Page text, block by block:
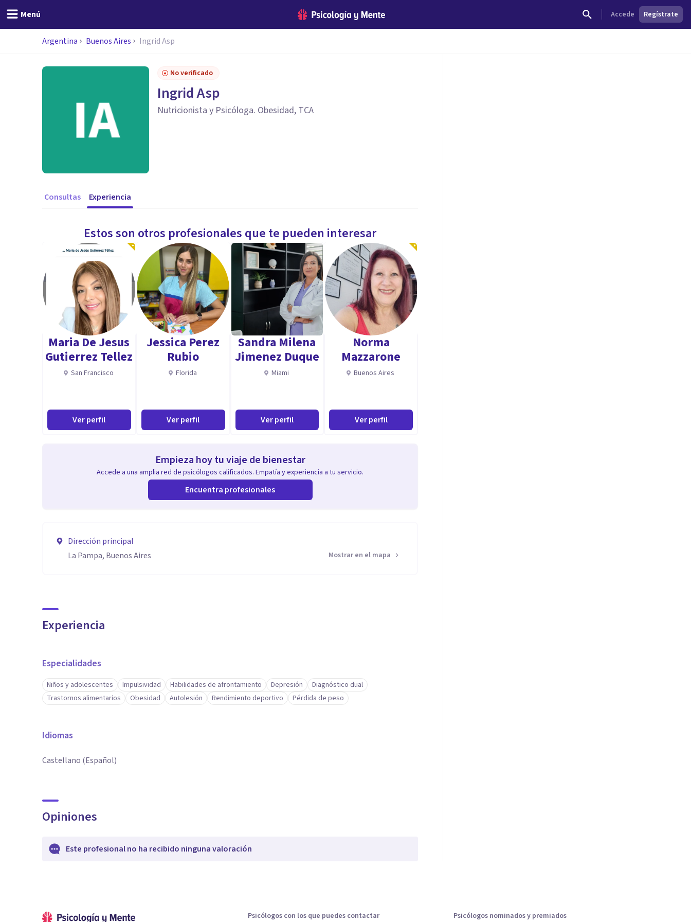
Menú Accede Regístrate
Argentina Buenos Aires Ingrid Asp
No verificado
Ingrid Asp
Nutricionista y Psicóloga. Obesidad, TCA
Consultas Experiencia
Estos son otros profesionales que te pueden interesar
Maria De Jesus
Gutierrez Tellez
San Francisco
Ver perfil
Jessica Perez
Rubio
Florida
Ver perfil
Sandra Milena
Jimenez Duque
Miami
Ver perfil
Norma
Mazzarone
Buenos Aires
Ver perfil
Empieza hoy tu viaje de bienestar
Accede a una amplia red de psicólogos calificados. Empatía y experiencia a tu servicio.
Encuentra profesionales
Dirección principal
La Pampa, Buenos Aires
Mostrar en el mapa
Experiencia
Especialidades
Niños y adolescentes Impulsividad Habilidades de afrontamiento Depresión
Diagnóstico dual
Trastornos alimentarios
Obesidad Autolesión Rendimiento deportivo Pérdida de peso
Idiomas
Castellano (Español)
Opiniones
Este profesional no ha recibido ninguna valoración
Psicólogos con los que puedes contactar Psicólogos nominados y premiados